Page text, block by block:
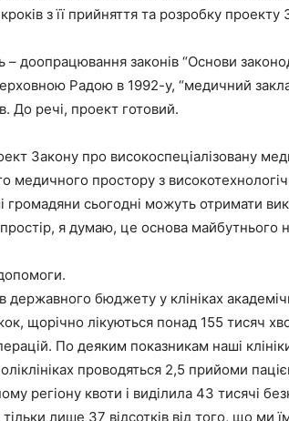
з її прийняття та розробку проекту
– доопрацювання законів “Основи
Радою в 1992-у, “медичний
До речі, проект готовий.
Закону про високоспеціалізовану
медичного простору з
громадяни сьогодні можуть отримати
я думаю, це основа майбутнього
державного бюджету у клініках
щорічно лікуються понад 155 тисяч
По деяким показникам наші
проводяться 2,5 прийоми
регіону квоти і виділила 43 тисячі
лише 37 відсотків від того, що ми